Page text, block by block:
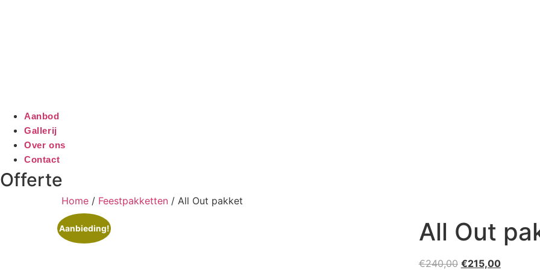
Aanbod
Gallerij
Over ons
Contact
Offerte
Home / Feestpakketten / All Out pakket
Aanbieding! All Out
€240,00 Oorspronkelijke
€215,00Huidige